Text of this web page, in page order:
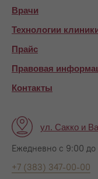
Прайс
Ежедневно с 9:00 до
+7 (383) 347-00-00
ул. Сакко и
Технологии
Врачи
Правовая
Контакты